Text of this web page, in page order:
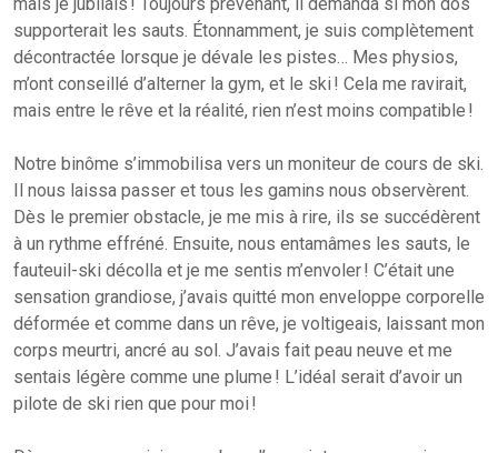
supporterait les sauts. Étonnamment, je suis complètement
décontractée lorsque je dévale les pistes… Mes physios,
m’ont conseillé d’alterner la gym, et le ski ! Cela me ravirait,
mais entre le rêve et la réalité, rien n’est moins compatible !
Notre binôme s’immobilisa vers un moniteur de cours de ski.
Il nous laissa passer et tous les gamins nous observèrent.
Dès le premier obstacle, je me mis à rire, ils se succédèrent
à un rythme effréné. Ensuite, nous entamâmes les sauts, le
fauteuil-ski décolla et je me sentis m’envoler ! C’était une
sensation grandiose, j’avais quitté mon enveloppe corporelle
déformée et comme dans un rêve, je voltigeais, laissant mon
corps meurtri, ancré au sol. J’avais fait peau neuve et me
sentais légère comme une plume ! L’idéal serait d’avoir un
pilote de ski rien que pour moi !